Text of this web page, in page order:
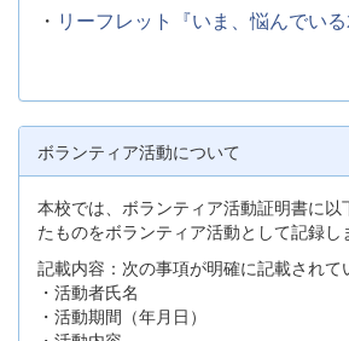
・ リーフレット『いま、悩んでいる
ボランティア活動について
本校では、ボランティア活動証明書に
たものをボランティア活動として記録し
記載内容：次の事項が明確に記載されて
・活動者氏名
・活動期間（年月日）